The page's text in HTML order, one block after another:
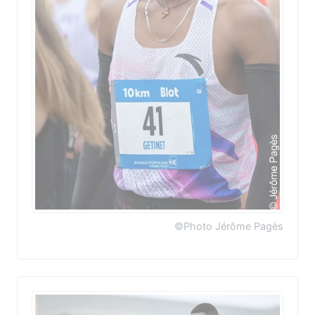
©Photo Jérôme Pagès